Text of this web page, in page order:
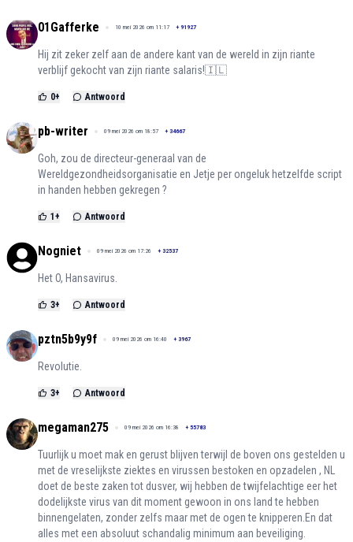
01Gafferke 10 mei 2026 om 11:17 + 91927
Hij zit zeker zelf aan de andere kant van de wereld in zijn riante
verblijf gekocht van zijn riante salaris!🇮🇱
0+ Antwoord
pb-writer 09 mei 2026 om 18:57 + 34667
Goh, zou de directeur-generaal van de
Wereldgezondheidsorganisatie en Jetje per ongeluk hetzelfde script
in handen hebben gekregen ?
1 + Antwoord
Nogniet 09 mei 2026 om 17:26 + 32537
Het O, Hansavirus.
3+ Antwoord
pztn5b9y9f 09 mei 2026 om 16:40 + 3967
Revolutie.
3+ Antwoord
megaman275 09 mei 2026 om 16:38 + 55783
Tuurlijk u moet mak en gerust blijven terwijl de boven ons gestelden u
met de vreselijkste ziektes en virussen bestoken en opzadelen , NL
doet de beste zaken tot dusver, wij hebben de twijfelachtige eer het
dodelijkste virus van dit moment gewoon in ons land te hebben
binnengelaten, zonder zelfs maar met de ogen te knipperen.En dat
alles met een absoluut schandalig minimum aan beveiliging.